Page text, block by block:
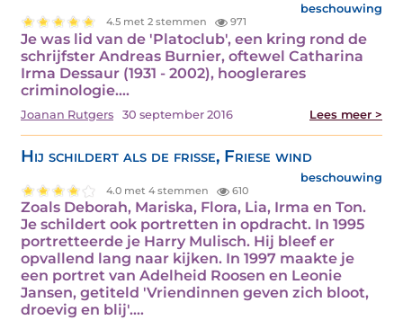
beschouwing
4.5 met 2 stemmen 971
Je was lid van de 'Platoclub', een kring rond de
schrijfster Andreas Burnier, oftewel Catharina
Irma Dessaur (1931 - 2002), hooglerares
criminologie.…
Joanan Rutgers 30 september 2016 Lees meer >
Hij schildert als de frisse, Friese wind
beschouwing
4.0 met 4 stemmen 610
Zoals Deborah, Mariska, Flora, Lia, Irma en Ton.
Je schildert ook portretten in opdracht. In 1995
portretteerde je Harry Mulisch. Hij bleef er
opvallend lang naar kijken. In 1997 maakte je
een portret van Adelheid Roosen en Leonie
Jansen, getiteld 'Vriendinnen geven zich bloot,
droevig en blij'.…